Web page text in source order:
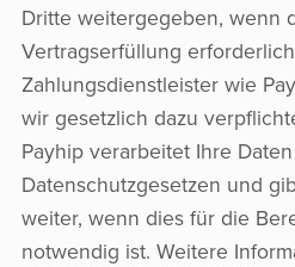
Dritte weitergegeben, wenn
Vertragserfüllung erforderlich
Zahlungsdienstleister wie
wir gesetzlich dazu
Payhip verarbeitet Ihre
Datenschutzgesetzen und
weiter, wenn dies für die
notwendig ist. Weitere